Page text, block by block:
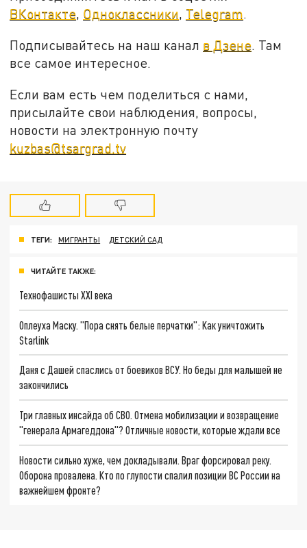
ВКонтакте, Одноклассники, Telegram.
Подписывайтесь на наш канал в Дзене. Там
все самое интересное.
Если вам есть чем поделиться с нами,
присылайте свои наблюдения, вопросы,
новости на электронную почту
kuzbas@tsargrad.tv
ТЕГИ: МИГРАНТЫ ДЕТСКИЙ САД
ЧИТАЙТЕ ТАКЖЕ:
Технофашисты XXI века
Оплеуха Маску. "Пора снять белые перчатки": Как уничтожить
Starlink
Даня с Дашей спаслись от боевиков ВСУ. Но беды для малышей не
закончились
Три главных инсайда об СВО. Отмена мобилизации и возвращение
"генерала Армагеддона"? Отличные новости, которые ждали все
Новости сильно хуже, чем докладывали. Враг форсировал реку.
Оборона провалена. Кто по глупости спалил позиции ВС России на
важнейшем фронте?